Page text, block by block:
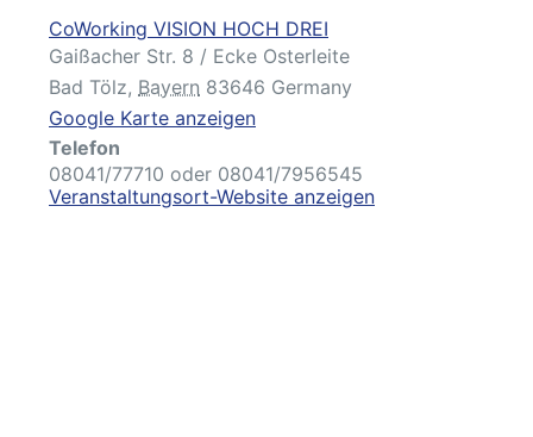
CoWorking VISION HOCH DREI
Gaißacher Str. 8 / Ecke Osterleite
Bad Tölz, Bayern 83646 Germany
Google Karte anzeigen
Telefon
08041/77710 oder 08041/7956545
Veranstaltungsort-Website anzeigen